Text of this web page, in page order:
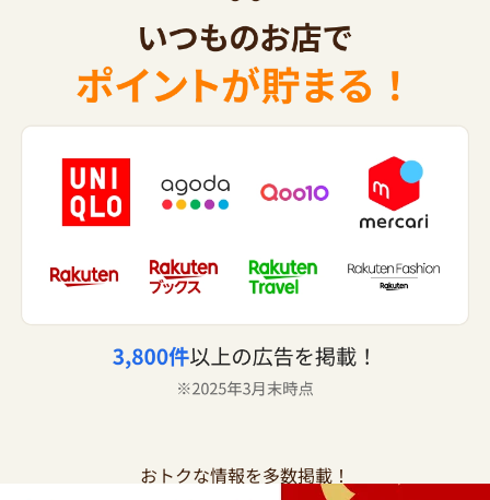
おトクな情報を多数掲載！